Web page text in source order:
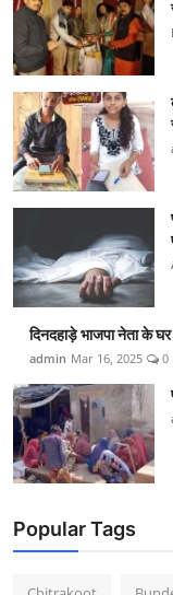
दिनदहाड़े भाजपा नेता के
admin Mar 16, 2025 0
Popular Tags